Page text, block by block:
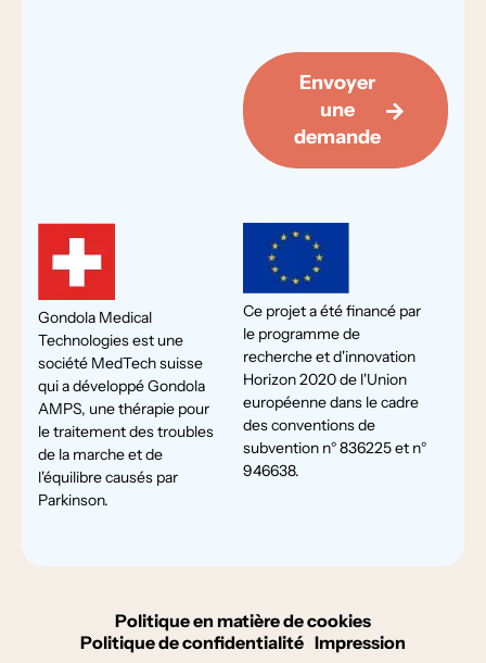
Envoyer
une
demande
Gondola Medical
Technologies est une
société MedTech suisse
qui a développé Gondola
AMPS, une thérapie pour
le traitement des troubles
de la marche et de
l'équilibre causés par
Parkinson.
Ce projet a été financé par
le programme de
recherche et d'innovation
Horizon 2020 de l'Union
européenne dans le cadre
des conventions de
subvention n° 836225 et n°
946638.
Politique en matière de cookies
Politique de confidentialité Impression